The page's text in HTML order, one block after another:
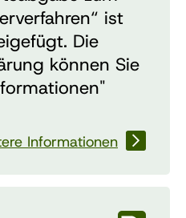
ist
Die
können Sie
Informationen